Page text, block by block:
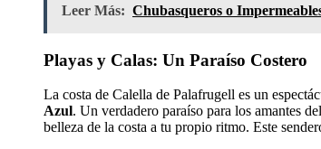
Leer Más: Chubasqueros o
Playas y Calas: Un Paraíso Costero
La costa de Calella de Palafrugell es un
Azul. Un verdadero paraíso para los amantes
belleza de la costa a tu propio ritmo. Este